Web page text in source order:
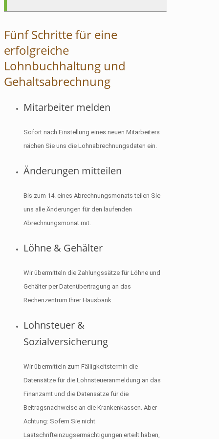
Fünf Schritte für eine
erfolgreiche
Lohnbuchhaltung und
Gehaltsabrechnung
Mitarbeiter melden
Sofort nach Einstellung eines neuen Mitarbeiters
reichen Sie uns die Lohnabrechnungsdaten ein.
Änderungen mitteilen
Bis zum 14. eines Abrechnungsmonats teilen Sie
uns alle Änderungen für den laufenden
Abrechnungsmonat mit.
Löhne & Gehälter
Wir übermitteln die Zahlungssätze für Löhne und
Gehälter per Datenübertragung an das
Rechenzentrum Ihrer Hausbank.
Lohnsteuer &
Sozialversicherung
Wir übermitteln zum Fälligkeitstermin die
Datensätze für die Lohnsteueranmeldung an das
Finanzamt und die Datensätze für die
Beitragsnachweise an die Krankenkassen. Aber
Achtung: Sofern Sie nicht
Lastschrifteinzugsermächtigungen erteilt haben,